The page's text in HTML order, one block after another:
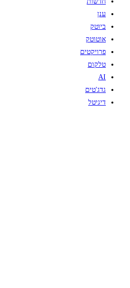
ענן
ביוטק
אוטוטק
פרויקטים
טלקום
AI
גדג'טים
דיגיטל